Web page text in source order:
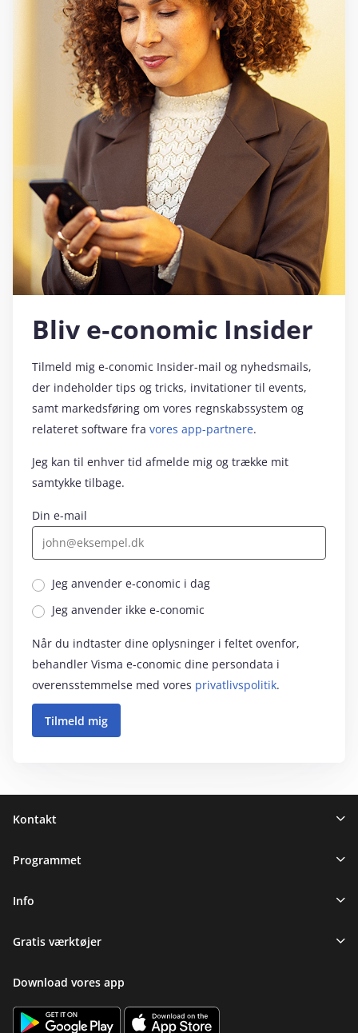
Bliv e‑conomic Insider
Tilmeld mig e‑conomic Insider-mail og nyhedsmails,
der indeholder tips og tricks, invitationer til events,
samt markedsføring om vores regnskabssystem og
relateret software fra vores app-partnere.
Jeg kan til enhver tid afmelde mig og trække mit
samtykke tilbage.
Din e-mail
Jeg anvender e‑conomic i dag
Jeg anvender ikke e‑conomic
Når du indtaster dine oplysninger i feltet ovenfor,
behandler Visma e‑conomic dine persondata i
overensstemmelse med vores privatlivspolitik.
Sidefod
Kontakt
Programmet
Info
Gratis værktøjer
Download vores app